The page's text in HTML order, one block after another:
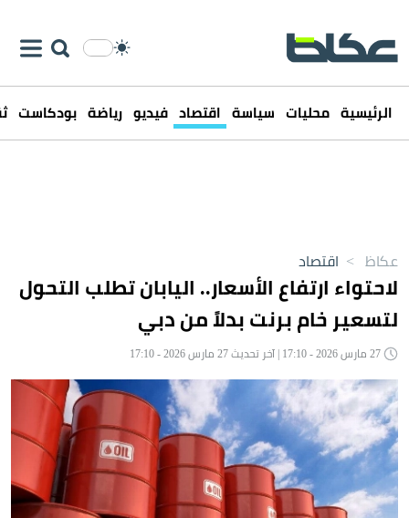
الرئيسية محليات سياسة اقتصاد فيديو رياضة بودكاست
عكاظ > اقتصاد
لاحتواء ارتفاع الأسعار.. اليابان تطلب التحول
لتسعير خام برنت بدلاً من دبي